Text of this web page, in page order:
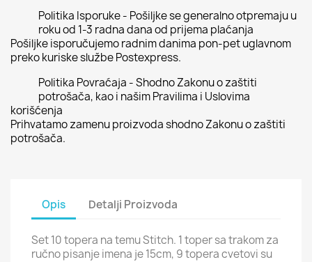
Politika Isporuke - Pošiljke se generalno otpremaju u
roku od 1-3 radna dana od prijema plaćanja
Pošiljke isporučujemo radnim danima pon-pet uglavnom
preko kuriske službe Postexpress.
Politika Povraćaja - Shodno Zakonu o zaštiti
potrošača, kao i našim Pravilima i Uslovima
korišćenja
Prihvatamo zamenu proizvoda shodno Zakonu o zaštiti
potrošača.
Opis Detalji Proizvoda
Set 10 topera na temu Stitch. 1 toper sa trakom za
ručno pisanje imena je 15cm, 9 topera cvetovi su